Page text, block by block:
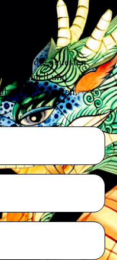
ich die neuesten
schnell und
zu verhelfen.